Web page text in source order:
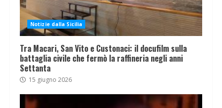
Notizie dalla Sicilia
Tra Macari, San Vito e Custonaci: il docufilm sulla
battaglia civile che fermò la raffineria negli anni
Settanta
15 giugno 2026